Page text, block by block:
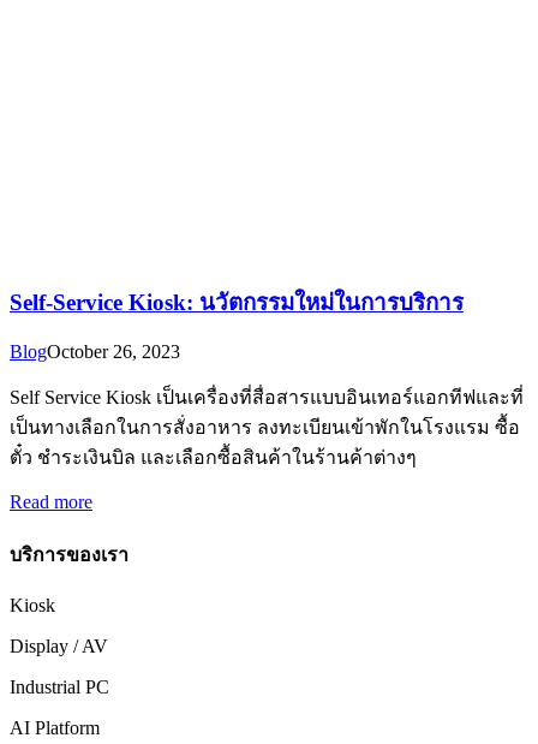
Self-Service Kiosk: นวัตกรรมใหม่ในการบริการ
BlogOctober 26, 2023
Self Service Kiosk เป็นเครื่องที่สื่อสารแบบอินเทอร์แอกทีฟและที่
เป็นทางเลือกในการสั่งอาหาร ลงทะเบียนเข้าพักในโรงแรม ซื้อ
ตั๋ว ชำระเงินบิล และเลือกซื้อสินค้าในร้านค้าต่างๆ
Read more
บริการของเรา
Kiosk
Display / AV
Industrial PC
AI Platform